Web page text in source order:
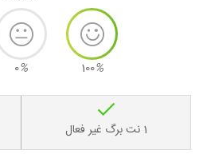
100%
0%
1 نت برگ غیر فعال